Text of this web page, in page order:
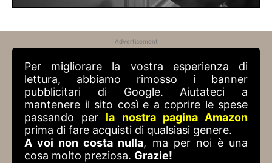
Advertisement
Per migliorare la vostra esperienza di
lettura, abbiamo rimosso i banner
pubblicitari di Google. Aiutateci a
mantenere il sito così e a coprire le spese
passando per la nostra pagina Amazon
prima di fare acquisti di qualsiasi genere.
A voi non costa nulla, ma per noi è una
cosa molto preziosa. Grazie!